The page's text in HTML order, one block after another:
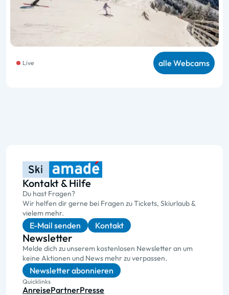
Live alle Webcams
Kontakt & Hilfe
Du hast Fragen?
Wir helfen dir gerne bei Fragen zu Tickets, Skiurlaub &
vielem mehr.
E-Mail senden Kontakt
Newsletter
Melde dich zu unserem kostenlosen Newsletter an um
keine Aktionen und News mehr zu verpassen.
Newsletter abonnieren
Quicklinks
AnreisePartnerPresse